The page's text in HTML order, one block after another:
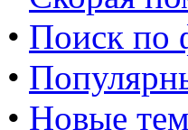
• Поиск по
•
• Новые